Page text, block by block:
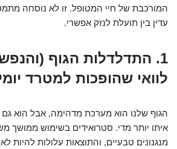
המורכבת של חיי המטופל. זו לא נוסחה
עדין בין תועלת לנזק אפשרי.
1. התדלדלות הגוף
לוואי שהופכות למטרד
הגוף שלנו הוא מערכת מדהימה, אבל הוא
איתו יותר מדי. סטרואידים בשימוש ממושך
מנגנונים טבעיים, והתוצאות עלולות להיות